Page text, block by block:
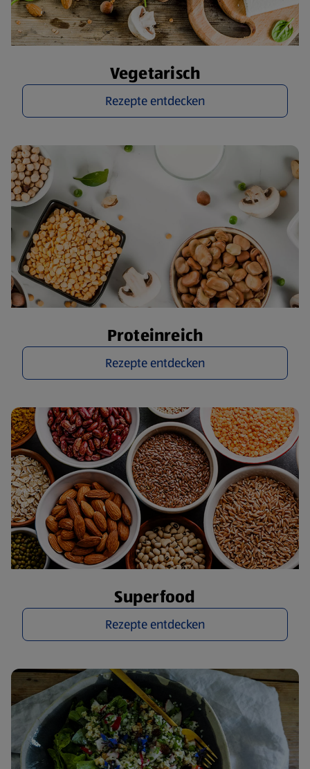
Vegetarisch
Rezepte entdecken
Proteinreich
Rezepte entdecken
Superfood
Rezepte entdecken